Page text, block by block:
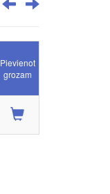
Pievienot
grozam